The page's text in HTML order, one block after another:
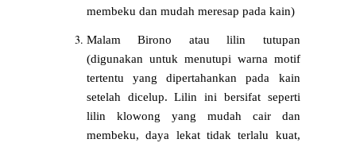
membeku dan mudah meresap pada kain)
Malam Birono atau lilin tutupan
(digunakan untuk menutupi warna motif
tertentu yang dipertahankan pada kain
setelah dicelup. Lilin ini bersifat seperti
lilin klowong yang mudah cair dan
membeku, daya lekat tidak terlalu kuat,